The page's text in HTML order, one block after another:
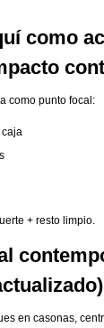
como
como punto focal:
+ resto limpio.
en casonas,